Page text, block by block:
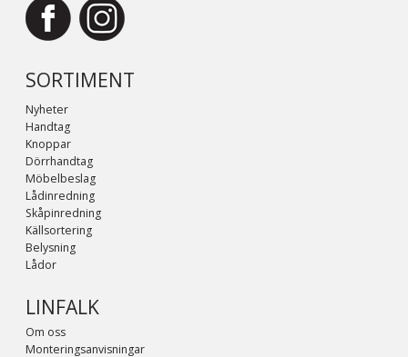
SORTIMENT
Nyheter
Handtag
Knoppar
Dörrhandtag
Möbelbeslag
Lådinredning
Skåpinredning
Källsortering
Belysning
Lådor
LINFALK
Om oss
Monteringsanvisningar